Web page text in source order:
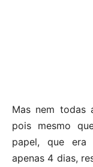
Mas nem todas
pois mesmo
papel, que era
apenas 4 dias,